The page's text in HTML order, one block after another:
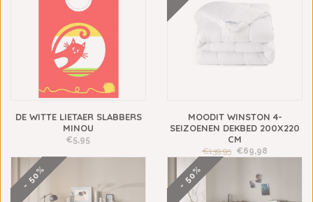
DE WITTE LIETAER SLABBERS
MINOU
€5,95
MOODIT WINSTON 4-
SEIZOENEN DEKBED 200X220
CM
€139,95 €69,98
- 50% - 50%